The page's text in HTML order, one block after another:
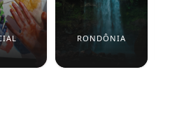
RONDÔNIA